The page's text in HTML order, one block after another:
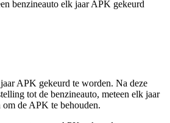
benzineauto elk jaar APK gekeurd
APK gekeurd te worden. Na deze
tot de benzineauto, meteen elk jaar
de APK te behouden.